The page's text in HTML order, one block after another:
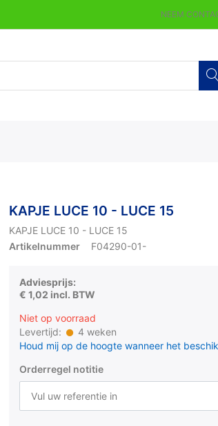
NEEM
KAPJE LUCE 10 - LUCE 15
KAPJE LUCE 10 - LUCE 15
Artikelnummer
F04290-01-
Adviesprijs:
€ 1,02 incl. BTW
Niet op voorraad
Levertijd:
4 weken
Houd mij op de hoogte wanneer het
Orderregel notitie